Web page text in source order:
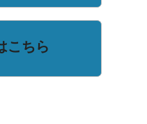
こちら